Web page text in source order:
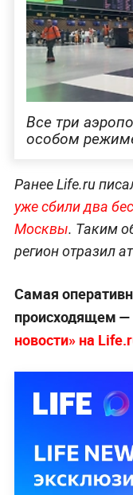
Все три
особом
Ранее Life.ru
уже сбили два
Москвы. Таким
регион отразил
Самая
происходящем —
новости» на